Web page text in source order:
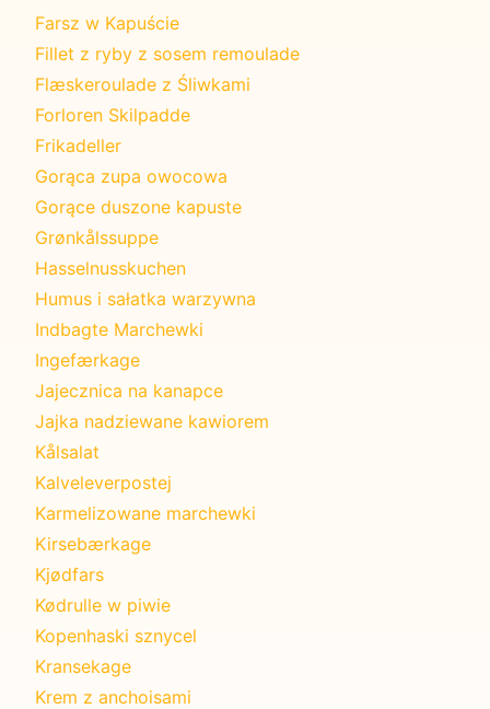
Farsz w Kapuście
Fillet z ryby z sosem remoulade
Flæskeroulade z Śliwkami
Forloren Skilpadde
Frikadeller
Gorąca zupa owocowa
Gorące duszone kapuste
Grønkålssuppe
Hasselnusskuchen
Humus i sałatka warzywna
Indbagte Marchewki
Ingefærkage
Jajecznica na kanapce
Jajka nadziewane kawiorem
Kålsalat
Kalveleverpostej
Karmelizowane marchewki
Kirsebærkage
Kjødfars
Kødrulle w piwie
Kopenhaski sznycel
Kransekage
Krem z anchoisami